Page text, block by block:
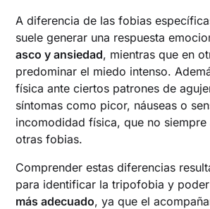
A diferencia de las fobias
suele generar una respuesta
asco y ansiedad, mientras que en
predominar el miedo intenso.
física ante ciertos patrones de
síntomas como picor, náuseas o
incomodidad física, que no siempre
otras fobias.
Comprender estas diferencias
para identificar la tripofobia y
más adecuado, ya que el